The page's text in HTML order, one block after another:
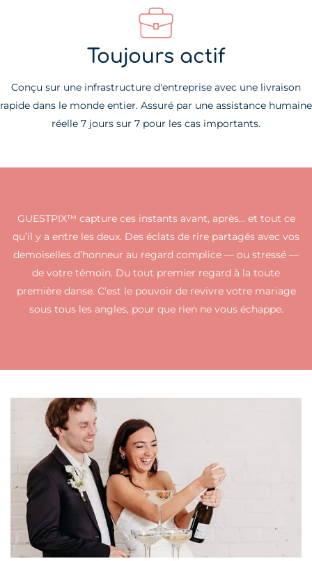
Toujours actif
Conçu sur une infrastructure d'entreprise avec une livraison
rapide dans le monde entier. Assuré par une assistance humaine
réelle 7 jours sur 7 pour les cas importants.
GUESTPIX™ capture ces instants avant, après… et tout ce
qu’il y a entre les deux. Des éclats de rire partagés avec vos
demoiselles d’honneur au regard complice — ou stressé —
de votre témoin. Du tout premier regard à la toute
première danse. C’est le pouvoir de revivre votre mariage
sous tous les angles, pour que rien ne vous échappe.